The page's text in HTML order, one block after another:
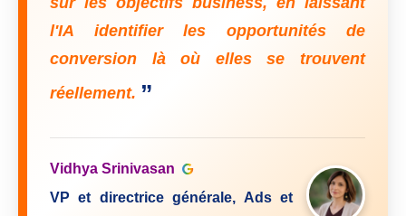
l'IA identifier les opportunités de
conversion là où elles se trouvent
réellement. ”
Vidhya Srinivasan
VP et directrice générale, Ads et